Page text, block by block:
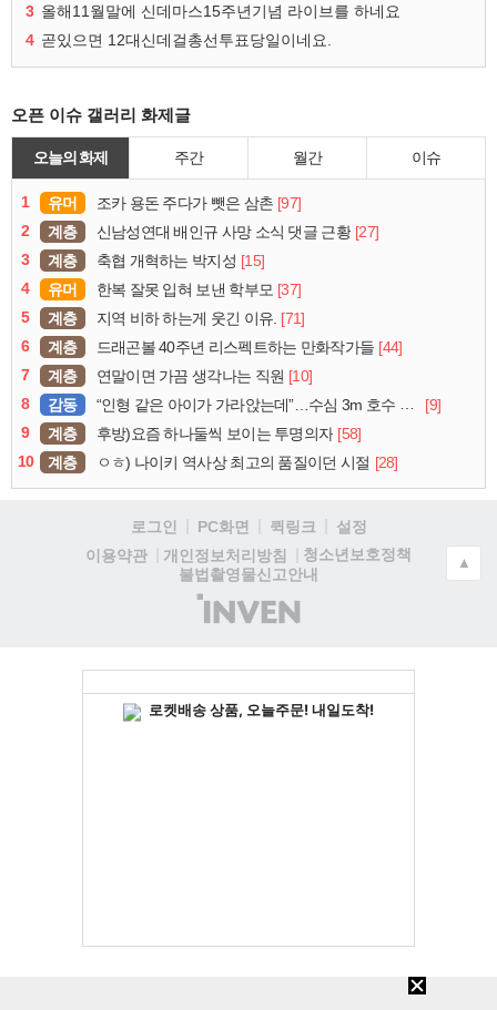
3 올해11월말에 신데마스15주년기념 라이브를 하네요
4 곧있으면 12대신데걸총선투표당일이네요.
오픈 이슈 갤러리 화제글
오늘의 화제 주간 월간 이슈
1 유머 조카 용돈 주다가 뺏은 삼촌 [97]
2
계층 신남성연대 배인규 사망 소식 댓글 근황 [27]
3
계층 축협 개혁하는 박지성 [15]
4
유머 한복 잘못 입혀 보낸 학부모 [37]
5
계층 지역 비하 하는게 웃긴 이유. [71]
6
계층 드래곤볼 40주년 리스펙트하는 만화작가들 [44]
7
계층 연말이면 가끔 생각나는 직원 [10]
8
감동 “인형 같은 아이가 가라앉는데”…수심 3m 호수 뛰어든 60대 의인
[9]
9
계층 후방)요즘 하나둘씩 보이는 투명의자 [58]
10
계층 ㅇㅎ) 나이키 역사상 최고의 품질이던 시절 [28]
로그인 PC화면 퀵링크
설정
이용약관
개인정보처리방침
청소년보호정책
불법촬영물신고안내
(주)
인
▲